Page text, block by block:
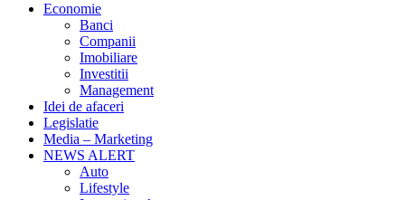
Economie
Banci
Companii
Imobiliare
Investitii
Management
Idei de afaceri
Legislatie
Media – Marketing
NEWS ALERT
Auto
Lifestyle